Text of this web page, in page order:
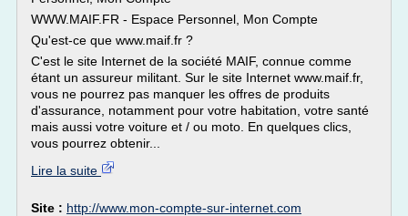
WWW.MAIF.FR - Espace Personnel, Mon Compte
Qu'est-ce que www.maif.fr ?
C'est le site Internet de la société MAIF, connue comme
étant un assureur militant. Sur le site Internet www.maif.fr,
vous ne pourrez pas manquer les offres de produits
d'assurance, notamment pour votre habitation, votre santé
mais aussi votre voiture et / ou moto. En quelques clics,
vous pourrez obtenir...
Lire la suite
Site : http://www.mon-compte-sur-internet.com